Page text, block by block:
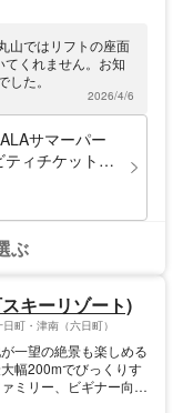
さまも安全に楽しめる
しております。ゲレン
ップ、お子さまとの雪
キー場をご利用くださ
も運行中♪
山ではリフトの座面
くれません。お知
た。
2026/4/6
サマーパー
ぶ
キーリゾート)
町・津南（六日町）
一望の絶景も楽しめる
幅200mでびっくりす
ミリー、ビギナー向け